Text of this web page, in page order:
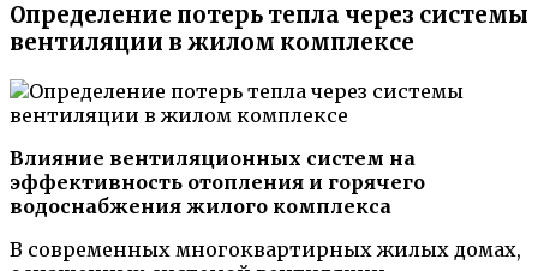
Определение потерь тепла через системы
вентиляции в жилом комплексе
Влияние вентиляционных систем на
эффективность отопления и горячего
водоснабжения жилого комплекса
В современных многоквартирных жилых домах,